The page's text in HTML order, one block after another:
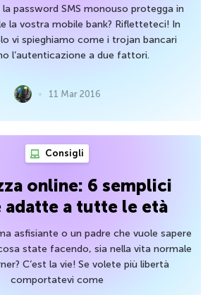
password SMS monouso protegga in
la vostra mobile bank? Rifletteteci! In
vi spieghiamo come i trojan bancari
l’autenticazione a due fattori.
11 Mar 2016
Consigli
online: 6 semplici
adatte a tutte le età
asfisiante o un padre che vuole sapere
state facendo, sia nella vita normale
C’est la vie! Se volete più libertà
comportatevi come